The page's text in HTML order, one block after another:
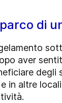
di
aver
in altre